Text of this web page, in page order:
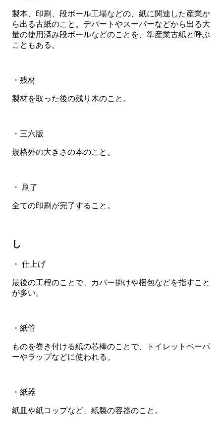
製本、印刷、段ボール工場などの、紙に関連した産業か
ら出る古紙のこと。デパートやスーパーなどから出る大
量の使用済み段ボールなどのことを、準産業古紙と呼ぶ
こともある。
・残材
製材を取った後の残り木のこと。
・三六版
規格外の大きさの本のこと。
・ 刷了
全ての印刷が完了すること。
し
・ 仕上げ
最後の工程のことで、カバー掛けや梱包などを指すこと
が多い。
・紙管
ものを巻き付ける紙の芯棒のことで、トイレットペーパ
ーやラップなどに使われる。
・紙器
紙皿や紙コップなど、紙製の容器のこと。